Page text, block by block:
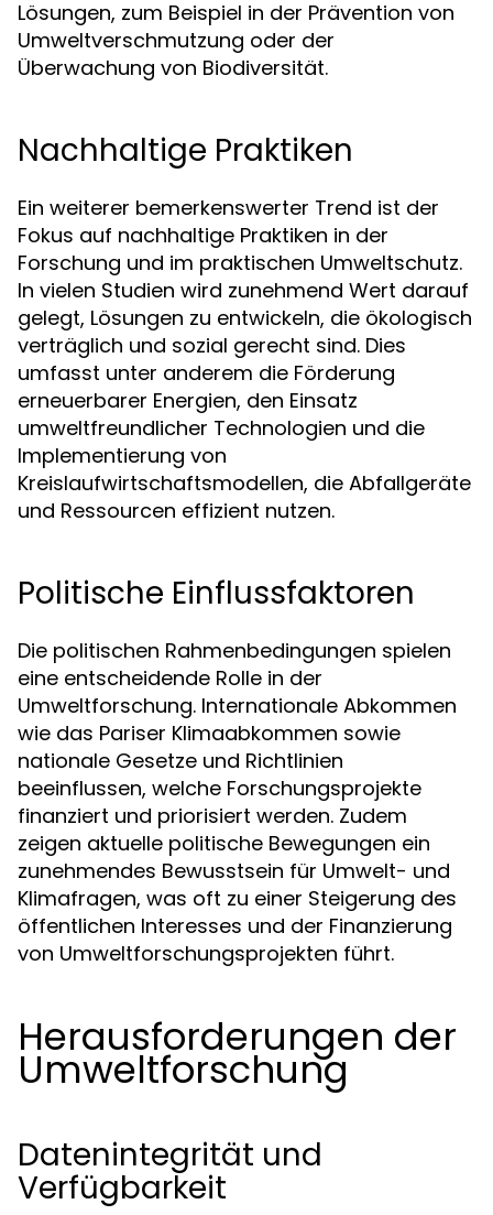
Lösungen, zum Beispiel in der Prävention von
Umweltverschmutzung oder der
Überwachung von Biodiversität.
Nachhaltige Praktiken
Ein weiterer bemerkenswerter Trend ist der
Fokus auf nachhaltige Praktiken in der
Forschung und im praktischen Umweltschutz.
In vielen Studien wird zunehmend Wert darauf
gelegt, Lösungen zu entwickeln, die ökologisch
verträglich und sozial gerecht sind. Dies
umfasst unter anderem die Förderung
erneuerbarer Energien, den Einsatz
umweltfreundlicher Technologien und die
Implementierung von
Kreislaufwirtschaftsmodellen, die Abfallgeräte
und Ressourcen effizient nutzen.
Politische Einflussfaktoren
Die politischen Rahmenbedingungen spielen
eine entscheidende Rolle in der
Umweltforschung. Internationale Abkommen
wie das Pariser Klimaabkommen sowie
nationale Gesetze und Richtlinien
beeinflussen, welche Forschungsprojekte
finanziert und priorisiert werden. Zudem
zeigen aktuelle politische Bewegungen ein
zunehmendes Bewusstsein für Umwelt- und
Klimafragen, was oft zu einer Steigerung des
öffentlichen Interesses und der Finanzierung
von Umweltforschungsprojekten führt.
Herausforderungen der
Umweltforschung
Datenintegrität und
Verfügbarkeit